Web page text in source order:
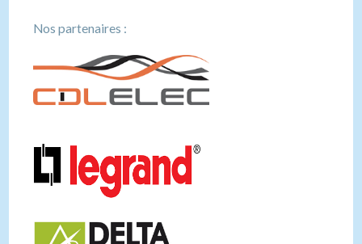
Nos partenaires :